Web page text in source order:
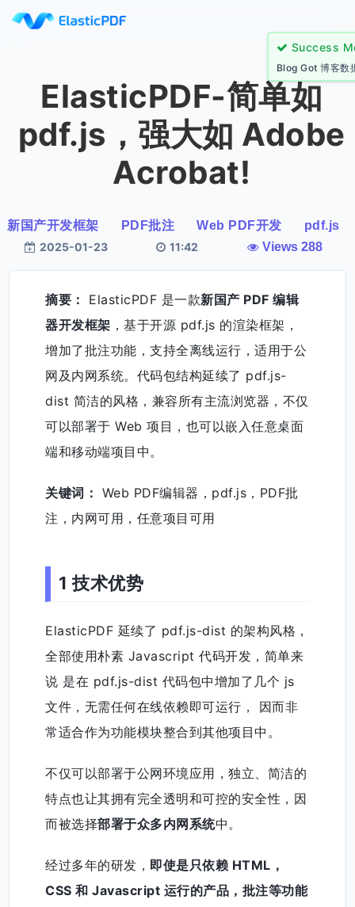
ElasticPDF-简单如
pdf.js，强大如 Adobe
Acrobat!
新国产开发框架 PDF批注 Web PDF开发
pdf.js
2025-01-23
11:42 Views 288
摘要： ElasticPDF 是一款新国产 PDF 编辑
器开发框架 ，基于开源 pdf.js 的渲染框架，
增加了批注功能，支持全离线运行，适用于公
网及内网系统。代码包结构延续了 pdf.js-
dist 简洁的风格，兼容所有主流浏览器，不仅
可以部署于 Web 项目，也可以嵌入任意桌面
端和移动端项目中。
关键词： Web PDF编辑器，pdf.js，PDF批
注，内网可用，任意项目可用
1 技术优势
ElasticPDF 延续了 pdf.js-dist 的架构风格，
全部使用朴素 Javascript 代码开发，简单来
说 是在 pdf.js-dist 代码包中增加了几个 js
文件，无需任何在线依赖即可运行， 因而非
常适合作为功能模块整合到其他项目中。
不仅可以部署于公网环境应用，独立、简洁的
特点也让其拥有完全透明和可控的安全性，因
而被选择部署于众多内网系统中。
经过多年的研发， 即使是只依赖 HTML，
CSS 和 Javascript 运行的产品，批注等功能